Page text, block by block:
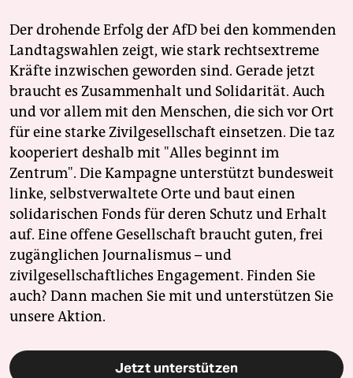
Der drohende Erfolg der AfD bei den kommenden
Landtagswahlen zeigt, wie stark rechtsextreme
Kräfte inzwischen geworden sind. Gerade jetzt
braucht es Zusammenhalt und Solidarität. Auch
und vor allem mit den Menschen, die sich vor Ort
für eine starke Zivilgesellschaft einsetzen. Die taz
kooperiert deshalb mit "Alles beginnt im
Zentrum". Die Kampagne unterstützt bundesweit
linke, selbstverwaltete Orte und baut einen
solidarischen Fonds für deren Schutz und Erhalt
auf. Eine offene Gesellschaft braucht guten, frei
zugänglichen Journalismus – und
zivilgesellschaftliches Engagement. Finden Sie
auch? Dann machen Sie mit und unterstützen Sie
unsere Aktion.
Jetzt unterstützen